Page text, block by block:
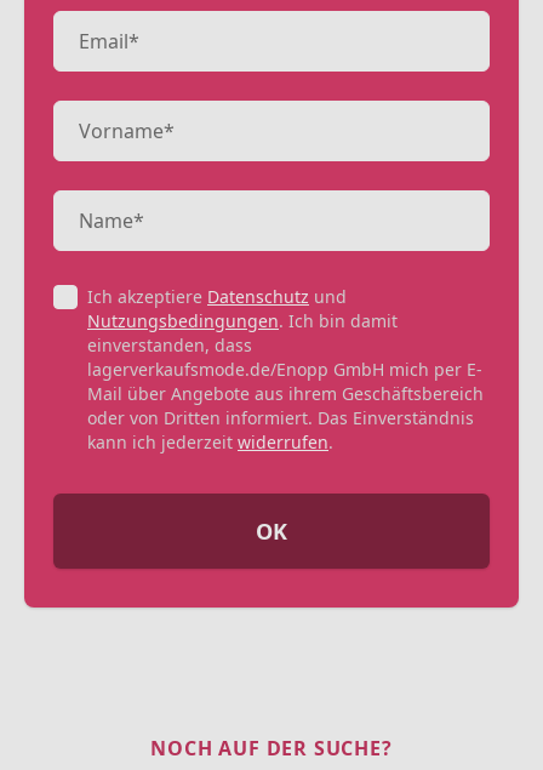
Ich akzeptiere Datenschutz und
Nutzungsbedingungen. Ich bin damit
einverstanden, dass
lagerverkaufsmode.de/Enopp GmbH mich per E-
Mail über Angebote aus ihrem Geschäftsbereich
oder von Dritten informiert. Das Einverständnis
kann ich jederzeit widerrufen.
OK
NOCH AUF DER SUCHE?